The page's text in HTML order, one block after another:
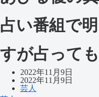
占い番組で
すが占って
2022年11月9日
2022年11月9日
芸人